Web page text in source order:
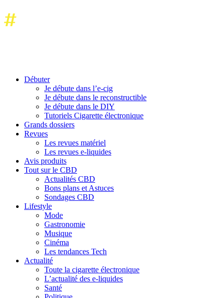
Débuter
Je débute dans l’e-cig
Je débute dans le reconstructible
Je débute dans le DIY
Tutoriels Cigarette électronique
Grands dossiers
Revues
Les revues matériel
Les revues e-liquides
Avis produits
Tout sur le CBD
Actualités CBD
Bons plans et Astuces
Sondages CBD
Lifestyle
Mode
Gastronomie
Musique
Cinéma
Les tendances Tech
Actualité
Toute la cigarette électronique
L’actualité des e-liquides
Santé